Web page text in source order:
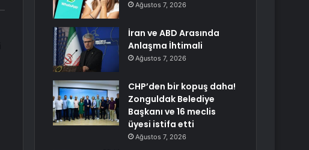
Ağustos 7, 2026
İran ve ABD Arasında
Anlaşma İhtimali
Ağustos 7, 2026
CHP’den bir kopuş daha!
Zonguldak Belediye
Başkanı ve 16 meclis
üyesi istifa etti
Ağustos 7, 2026